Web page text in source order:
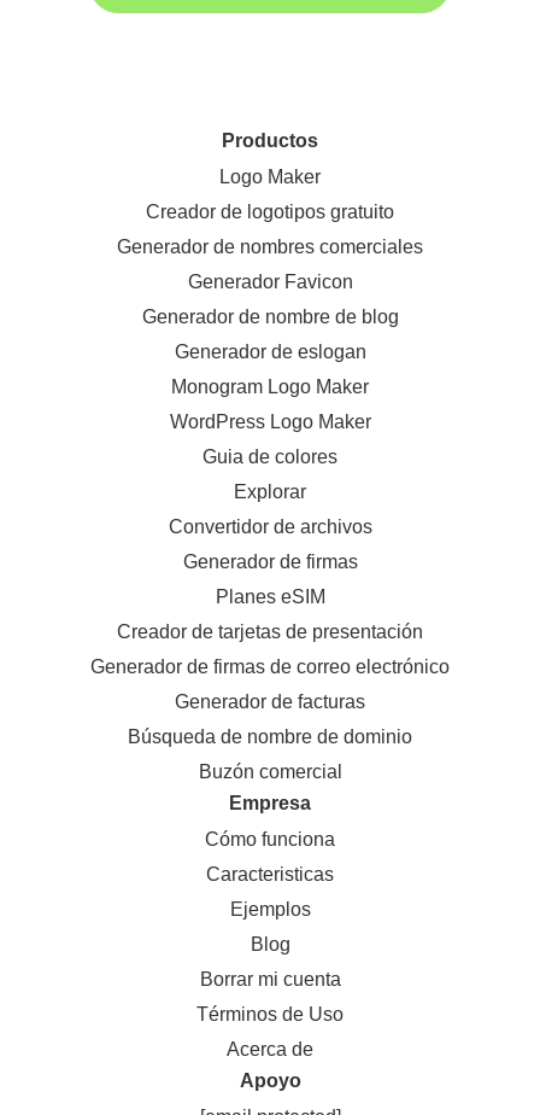
Productos
Logo Maker
Creador de logotipos gratuito
Generador de nombres comerciales
Generador Favicon
Generador de nombre de blog
Generador de eslogan
Monogram Logo Maker
WordPress Logo Maker
Guia de colores
Explorar
Convertidor de archivos
Generador de firmas
Planes eSIM
Creador de tarjetas de presentación
Generador de firmas de correo electrónico
Generador de facturas
Búsqueda de nombre de dominio
Buzón comercial
Empresa
Cómo funciona
Caracteristicas
Ejemplos
Blog
Borrar mi cuenta
Términos de Uso
Acerca de
Apoyo